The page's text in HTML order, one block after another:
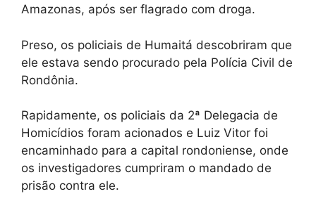
Amazonas, após ser flagrado com droga.
Preso, os policiais de Humaitá descobriram que
ele estava sendo procurado pela Polícia Civil de
Rondônia.
Rapidamente, os policiais da 2ª Delegacia de
Homicídios foram acionados e Luiz Vitor foi
encaminhado para a capital rondoniense, onde
os investigadores cumpriram o mandado de
prisão contra ele.